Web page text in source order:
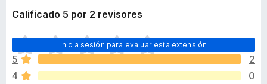
Calificado 5 por 2 revisores
Inicia sesión para evaluar esta extensión
T
o
d
a
5
2
4
0